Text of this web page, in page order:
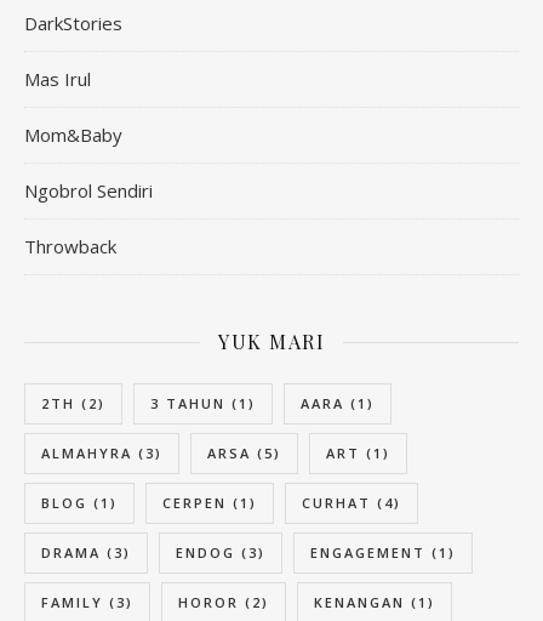
DarkStories
Mas Irul
Mom&Baby
Ngobrol Sendiri
Throwback
YUK MARI
2TH (2) 3 TAHUN (1) AARA (1)
ALMAHYRA (3) ARSA (5) ART (1)
BLOG (1) CERPEN (1) CURHAT (4)
DRAMA (3) ENDOG (3) ENGAGEMENT (1)
FAMILY (3) HOROR (2) KENANGAN (1)